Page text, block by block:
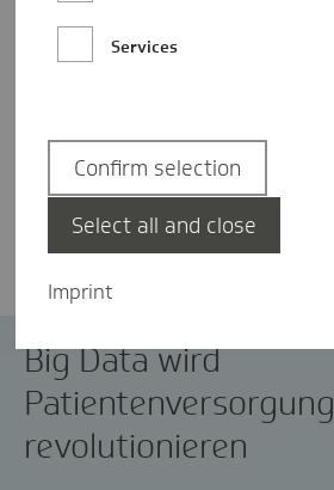
Julia Abb
Big Data wird
Patientenversorgung
revolutionieren
Services
Imprint
Confirm selection
Select all and close